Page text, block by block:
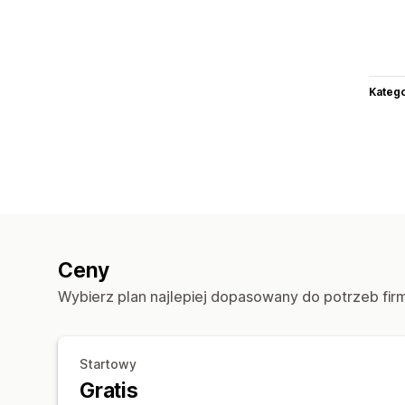
Ceny
Wybierz plan najlepiej dopasowany do potrzeb
Startowy
Gratis